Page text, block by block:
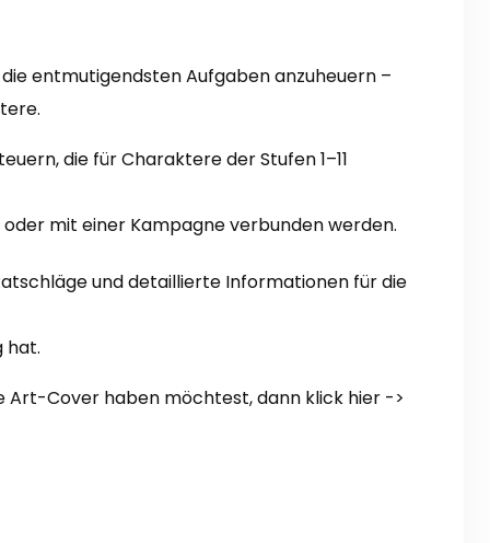
entmutigendsten Aufgaben anzuheuern –
die für Charaktere der Stufen 1–11
mit einer Kampagne verbunden werden.
und detaillierte Informationen für die
hat.
Art-Cover haben möchtest, dann klick hier ->